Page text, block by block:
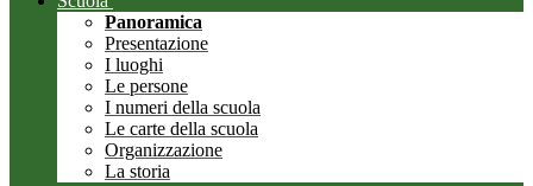
Panoramica
Presentazione
I luoghi
Le persone
I numeri della scuola
Le carte della scuola
Organizzazione
La storia